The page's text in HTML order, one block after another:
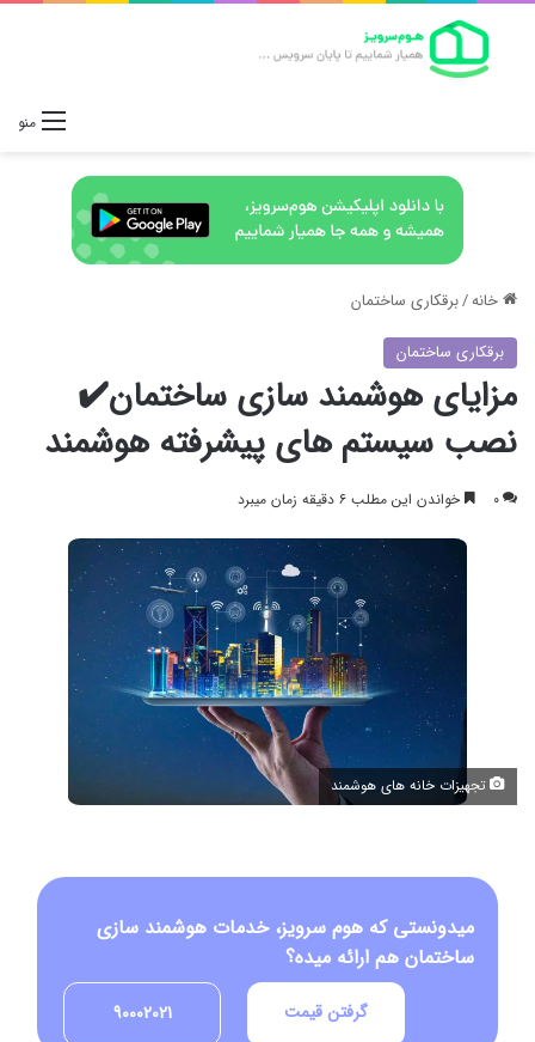
منو
خانه/برقکاری ساختمان
برقکاری ساختمان
مزایای هوشمند سازی ساختمان✔️
نصب سیستم های پیشرفته هوشمند
۰ خواندن این مطلب ۶ دقیقه زمان میبرد
تجهیزات خانه های هوشمند
میدونستی که هوم سرویز، خدمات هوشمند سازی
ساختمان هم ارائه میده؟
90002021 گرفتن قیمت